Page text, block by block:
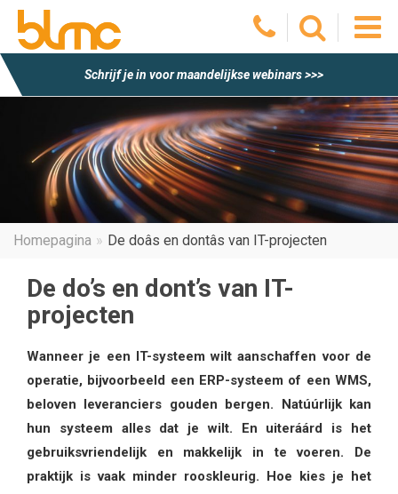
Schrijf je in voor maandelijkse webinars >>>
Homepagina De doâs en dontâs van IT-projecten
De do’s en dont’s van IT-
projecten
Wanneer je een IT-systeem wilt aanschaffen voor de
operatie, bijvoorbeeld een ERP-systeem of een WMS,
beloven leveranciers gouden bergen. Natúúrlijk kan
hun systeem alles dat je wilt. En uiteráárd is het
gebruiksvriendelijk en makkelijk in te voeren. De
praktijk is vaak minder rooskleurig. Hoe kies je het